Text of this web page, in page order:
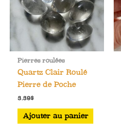
Pierres roulées
Quartz Clair Roulé
Pierre de Poche
3.39$
Ajouter au panier